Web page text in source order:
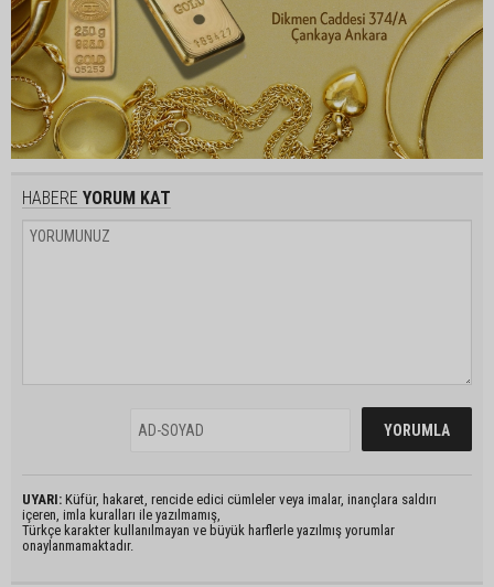
HABERE YORUM KAT
UYARI: Küfür, hakaret, rencide edici cümleler veya imalar, inançlara saldırı
içeren, imla kuralları ile yazılmamış,
Türkçe karakter kullanılmayan ve büyük harflerle yazılmış yorumlar
onaylanmamaktadır.